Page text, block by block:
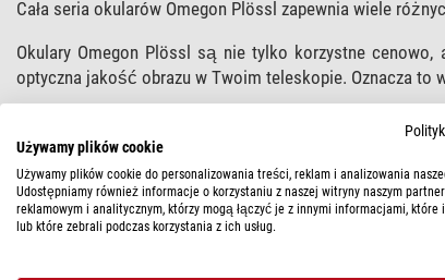
Cała seria okularów Omegon Plössl zapewnia wiele
Okulary Omegon Plössl są nie tylko korzystne
optyczna jakość obrazu w Twoim teleskopie. Oznacza to
DANE TECHNICZNE
Wydajność
Używamy plików cookie
Używamy plików cookie do personalizowania treści, reklam i analizowania
Udostępniamy również informacje o korzystaniu z naszej witryny naszym
reklamowym i analitycznym, którzy mogą łączyć je z innymi informacjami, które
lub które zebrali podczas korzystania z ich usług.